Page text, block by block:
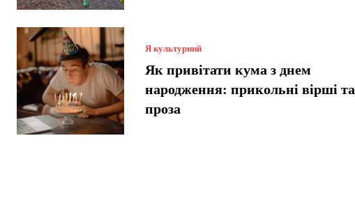
Я культурний
Як привітати кума з днем
народження: прикольні вірші та
проза